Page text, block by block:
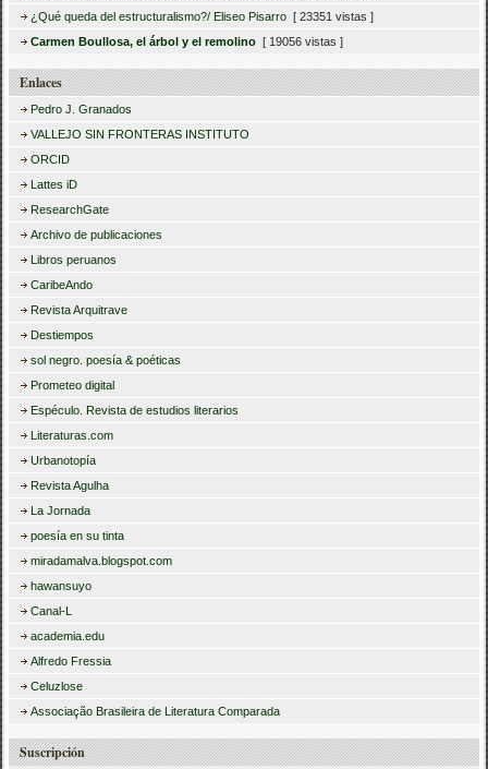
¿Qué queda del estructuralismo?/ Eliseo Pisarro [ 23351 vistas ]
Carmen Boullosa, el árbol y el remolino [ 19056 vistas ]
Enlaces
Pedro J. Granados
VALLEJO SIN FRONTERAS INSTITUTO
ORCID
Lattes iD
ResearchGate
Archivo de publicaciones
Libros peruanos
CaribeAndo
Revista Arquitrave
Destiempos
sol negro. poesía & poéticas
Prometeo digital
Espéculo. Revista de estudios literarios
Literaturas.com
Urbanotopía
Revista Agulha
La Jornada
poesía en su tinta
miradamalva.blogspot.com
hawansuyo
Canal-L
academia.edu
Alfredo Fressia
Celuzlose
Associação Brasileira de Literatura Comparada
Suscripción